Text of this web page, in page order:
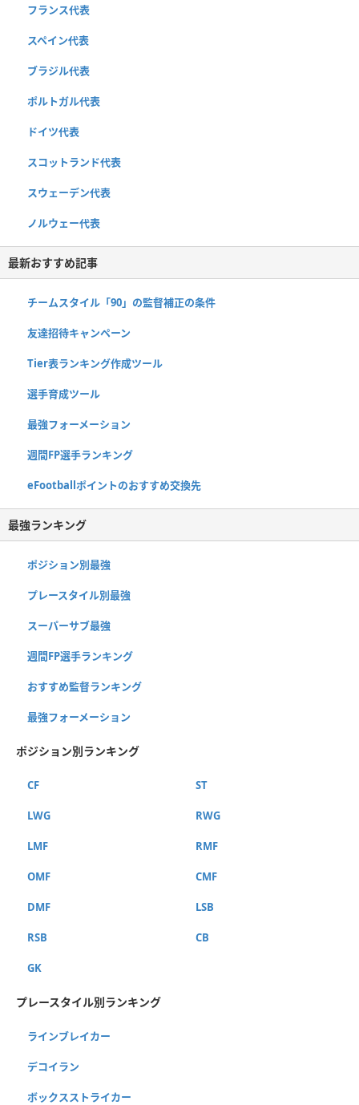
フランス代表
スペイン代表
ブラジル代表
ポルトガル代表
ドイツ代表
スコットランド代表
スウェーデン代表
ノルウェー代表
最新おすすめ記事
チームスタイル「90」の監督補正の条件
友達招待キャンペーン
Tier表ランキング作成ツール
選手育成ツール
最強フォーメーション
週間FP選手ランキング
eFootballポイントのおすすめ交換先
最強ランキング
ポジション別最強
プレースタイル別最強
スーパーサブ最強
週間FP選手ランキング
おすすめ監督ランキング
最強フォーメーション
ポジション別ランキング
CF ST
LWG RWG
LMF RMF
OMF CMF
DMF LSB
RSB CB
GK
プレースタイル別ランキング
ラインブレイカー
デコイラン
ボックスストライカー